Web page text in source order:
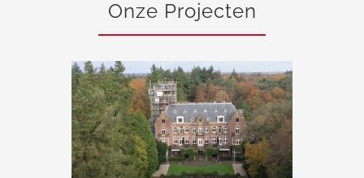
Onze Projecten